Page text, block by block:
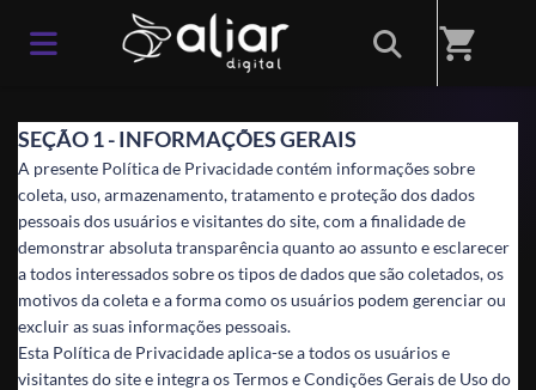
shopping_cart
Home
Aliar Digital - Ajudamos pessoas e empresas a obterem
melhores resultados
SEÇÃO 1 - INFORMAÇÕES GERAIS
A presente Política de Privacidade contém informações sobre
coleta, uso, armazenamento, tratamento e proteção dos dados
pessoais dos usuários e visitantes do site, com a finalidade de
demonstrar absoluta transparência quanto ao assunto e esclarecer
a todos interessados sobre os tipos de dados que são coletados, os
motivos da coleta e a forma como os usuários podem gerenciar ou
excluir as suas informações pessoais.
Esta Política de Privacidade aplica-se a todos os usuários e
visitantes do site e integra os Termos e Condições Gerais de Uso do